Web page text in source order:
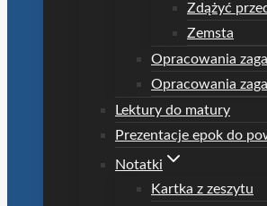
Zdążyć
Zemsta
Opracowania
Opracowania
Lektury do matury
Prezentacje epok do
Notatki
Kartka z zeszytu